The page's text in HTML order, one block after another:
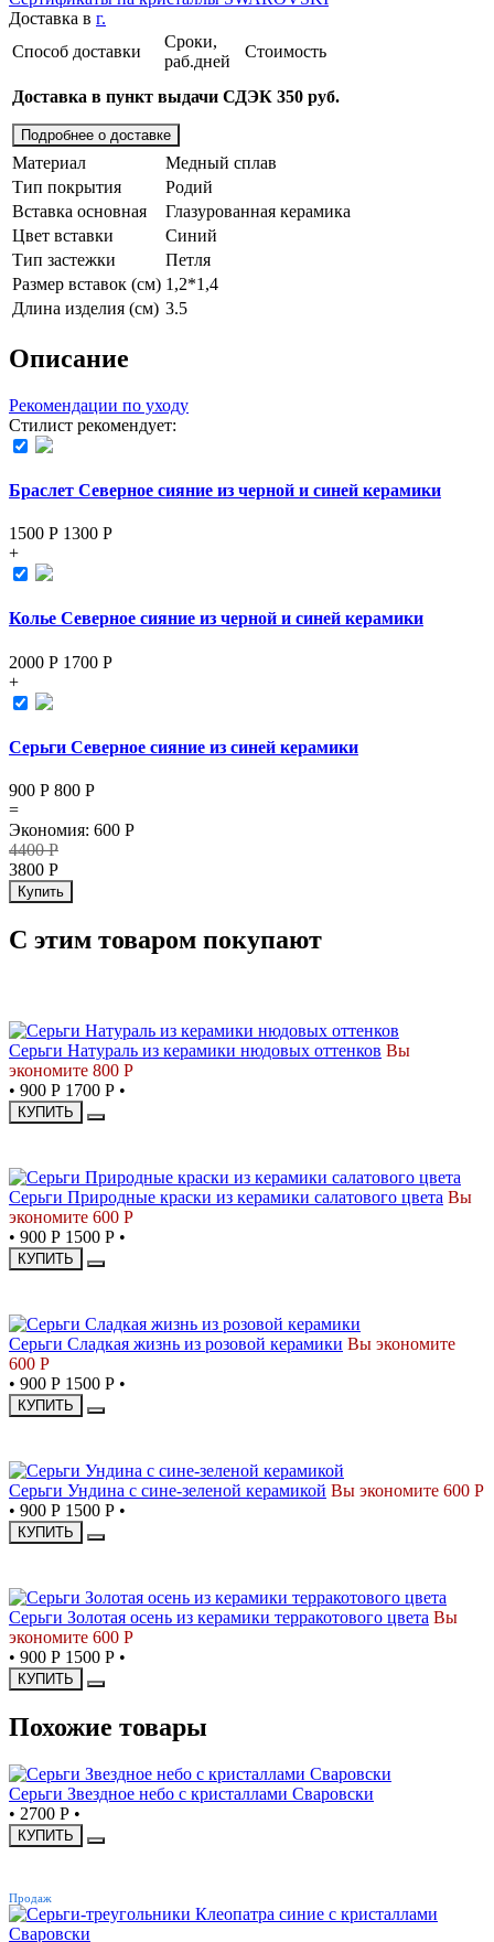
Доставка в г.
Способ доставки
Сроки,
раб.дней
Стоимость
Доставка в пункт выдачи СДЭК 350 руб.
Подробнее о доставке
Материал
Медный сплав
Тип покрытия
Родий
Вставка основная
Глазурованная керамика
Цвет вставки
Синий
Тип застежки
Петля
Размер вставок (см) 1,2*1,4
Длина изделия (см) 3.5
Описание
Рекомендации по уходу
Стилист рекомендует:
Браслет Северное сияние из черной и синей керамики
1500 Р 1300 Р
+
Колье Северное сияние из черной и синей керамики
2000 Р 1700 Р
+
Серьги Северное сияние из синей керамики
900 Р 800 Р
=
Экономия: 600 Р
4400Р
3800 Р
Купить
С этим товаром покупают
Серьги Натураль из керамики нюдовых оттенков Вы
экономите 800 Р
• 900 Р 1700 Р •
КУПИТЬ
Серьги Природные краски из керамики салатового цвета Вы
экономите 600 Р
• 900 Р 1500 Р •
КУПИТЬ
Серьги Сладкая жизнь из розовой керамики Вы экономите
600 Р
• 900 Р 1500 Р •
КУПИТЬ
Серьги Ундина с сине-зеленой керамикой Вы экономите 600 Р
• 900 Р 1500 Р •
КУПИТЬ
Серьги Золотая осень из керамики терракотового цвета Вы
экономите 600 Р
• 900 Р 1500 Р •
КУПИТЬ
Похожие товары
Серьги Звездное небо с кристаллами Сваровски
• 2700 Р •
КУПИТЬ
Продаж